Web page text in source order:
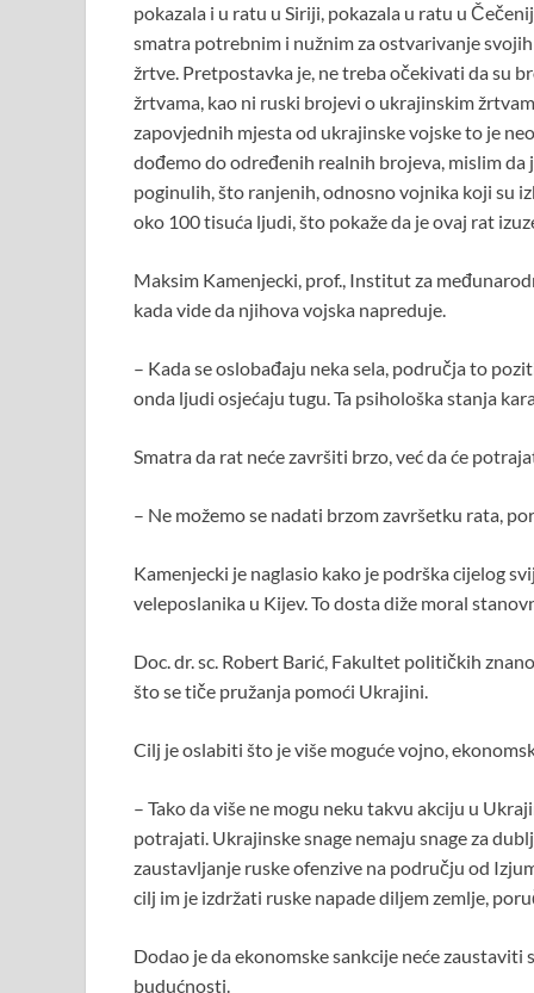
pokazala i u ratu u Siriji, pokazala u ratu u
smatra potrebnim i nužnim za ostvarivanje
žrtve. Pretpostavka je, ne treba očekivati da su
žrtvama, kao ni ruski brojevi o ukrajinskim
zapovjednih mjesta od ukrajinske vojske to je
dođemo do određenih realnih brojeva, mislim
poginulih, što ranjenih, odnosno vojnika koji su
oko 100 tisuća ljudi, što pokaže da je ovaj rat
Maksim Kamenjecki, prof., Institut za
kada vide da njihova vojska napreduje.
– Kada se oslobađaju neka sela, područja to
onda ljudi osjećaju tugu. Ta psihološka stanja
Smatra da rat neće završiti brzo, već da će
– Ne možemo se nadati brzom završetku rata,
Kamenjecki je naglasio kako je podrška cijelog
veleposlanika u Kijev. To dosta diže moral
Doc. dr. sc. Robert Barić, Fakultet političkih
što se tiče pružanja pomoći Ukrajini.
Cilj je oslabiti što je više moguće vojno,
– Tako da više ne mogu neku takvu akciju u
potrajati. Ukrajinske snage nemaju snage za
zaustavljanje ruske ofenzive na području od
cilj im je izdržati ruske napade diljem zemlje,
Dodao je da ekonomske sankcije neće
budućnosti.